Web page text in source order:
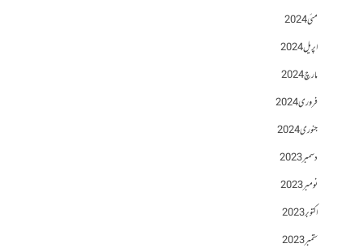
مئی 2024
اپریل 2024
مارچ 2024
فروری 2024
جنوری 2024
دسمبر 2023
نومبر 2023
اکتوبر 2023
ستمبر 2023